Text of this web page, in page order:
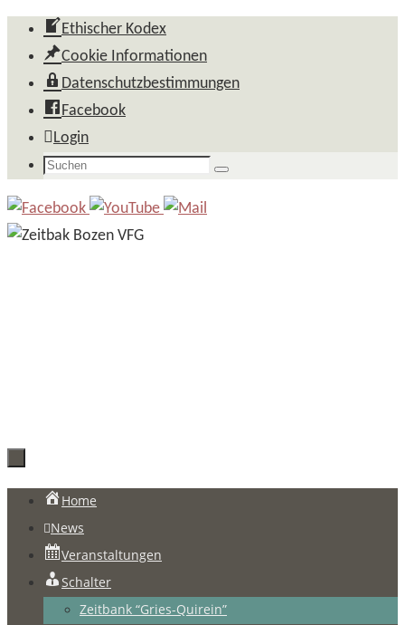
Zum
Inhalt
springen
Ethischer Kodex
Cookie Informationen
Datenschutzbestimmungen
Facebook
Login
Suchen
Suchen
Zum
Inhalt
springen
Home
News
Veranstaltungen
Schalter
Zeitbank “Gries-Quirein”